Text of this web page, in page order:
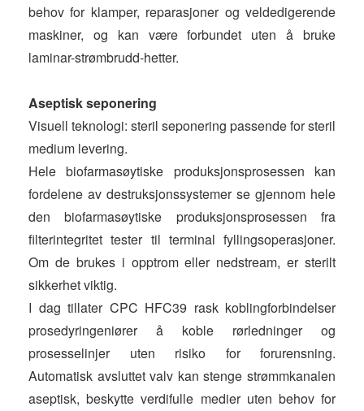
behov for klamper, reparasjoner og veldedigerende
maskiner, og kan være forbundet uten å bruke
laminar-strømbrudd-hetter.
Aseptisk seponering
Visuell teknologi: steril seponering passende for steril
medium levering.
Hele biofarmasøytiske produksjonsprosessen kan
fordelene av destruksjonssystemer se gjennom hele
den biofarmasøytiske produksjonsprosessen fra
filterintegritet tester til terminal fyllingsoperasjoner.
Om de brukes i opptrom eller nedstream, er sterilt
sikkerhet viktig.
I dag tillater CPC HFC39 rask koblingforbindelser
prosedyringeniører å koble rørledninger og
prosesselinjer uten risiko for forurensning.
Automatisk avsluttet valv kan stenge strømmkanalen
aseptisk, beskytte verdifulle medier uten behov for